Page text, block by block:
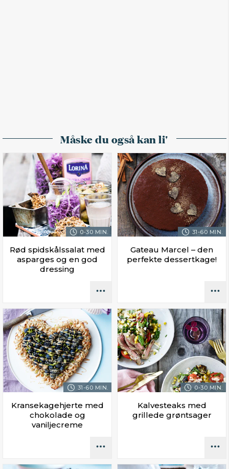
Måske du også kan li'
0-30 MIN.
Rød spidskålssalat med
asparges og en god
dressing
31-60 MIN.
Gateau Marcel – den
perfekte dessertkage!
31-60 MIN.
Kransekagehjerte med
chokolade og
vaniljecreme
0-30 MIN.
Kalvesteaks med
grillede grøntsager